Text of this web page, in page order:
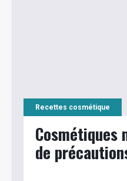
Recettes cosmétique
Cosmétiques
de